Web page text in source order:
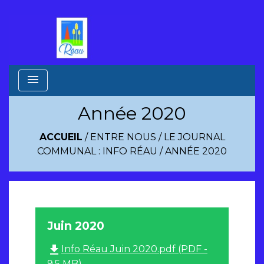
menu
Année 2020
ACCUEIL / ENTRE NOUS / LE JOURNAL
COMMUNAL : INFO RÉAU /ANNÉE 2020
Juin 2020
file_download Info Réau Juin 2020.pdf (PDF -